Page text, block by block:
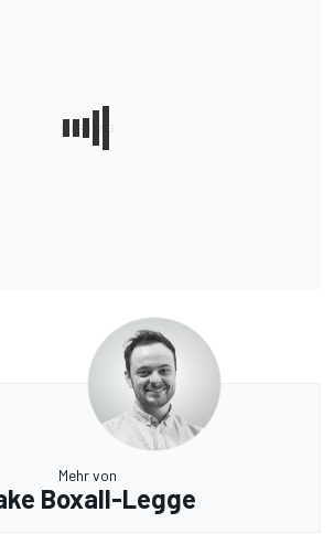
Mehr von
Boxall-Legge